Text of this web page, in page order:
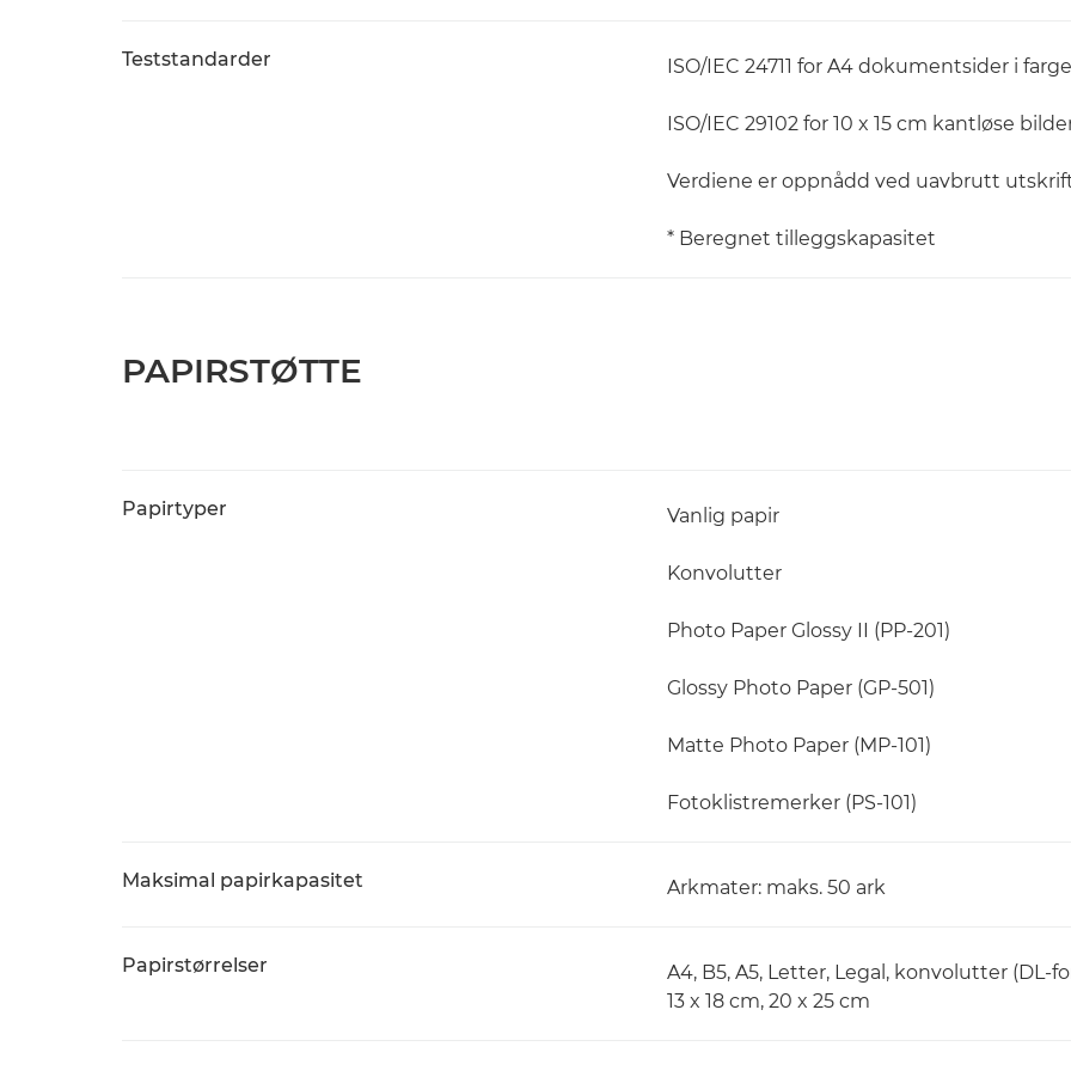
Teststandarder ISO/IEC 24711 for A4 dokumentsider i
ISO/IEC 29102 for 10 x 15 cm kantløse
Verdiene er oppnådd ved uavbrutt
* Beregnet tilleggskapasitet
PAPIRSTØTTE
Papirtyper Vanlig papir
Konvolutter
Photo Paper Glossy II (PP-201)
Glossy Photo Paper (GP-501)
Matte Photo Paper (MP-101)
Fotoklistremerker (PS-101)
Maksimal papirkapasitet Arkmater: maks. 50 ark
Papirstørrelser
A4, B5, A5, Letter, Legal, konvolutter (DL-
13 x 18 cm, 20 x 25 cm